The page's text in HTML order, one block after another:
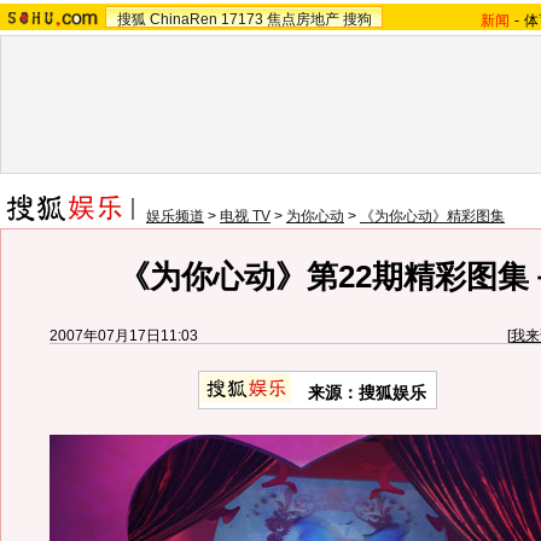
搜狐 ChinaRen 17173 焦点房地产 搜狗 新闻 -
娱乐频道 > 电视 TV > 为你心动 > 《为你心动》精彩图集
《为你心动》第22期精彩图集
2007年07月17日11:03 [我
来源：搜狐娱乐